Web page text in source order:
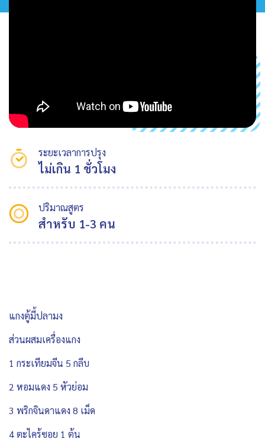
ระยะเวลาการปรุง
ไม่เกิน 1 ชั่วโมง
ปริมาณสูตร
สำหรับ 1-3 คน
แกงตู้มี้ปลามง
ส่วนผสมเครื่องแกง
1 กระเทียมจีน 5 กลีบ
2 หอมแดง 5 หัวย่อม
3 พริกจินดาแดง 8 เม็ด
4 ตะไคร้ซอย 1 ต้น